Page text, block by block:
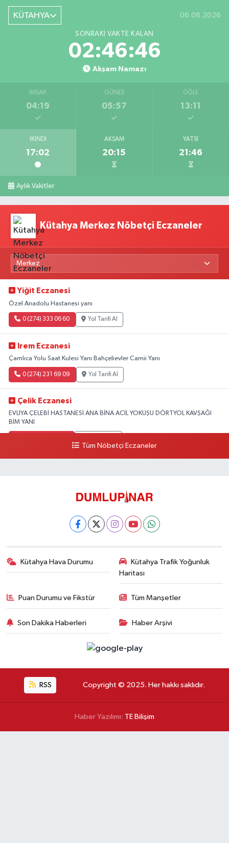
KÜTAHYA 06.08.2026
SONRAKI VAKTE KALAN
02:46:45
Akşam Namazı
İMSAK
04:19
GÜNEŞ
05:57
ÖĞLE
13:11
İKINDI
17:02
AKŞAM
20:15
YATSI
21:46
Aylık Vakitler
Kütahya Merkez Nöbetçi Eczaneler
Yiğit Eczanesi
Özel Anadolu Hastanesi yanı
0 (274) 333 06 60 Yol Tarifi Al
Irem Eczanesi
Çamlıca Yolu Saat Kulesi Yanı Bahçelievler Camii Yanı
0 (274) 231 69 09 Yol Tarifi Al
Çelik Eczanesi
EVLİYA ÇELEBİ HASTANESİ ANA BİNA ACİL YOKUŞU DÖRTYOL KAVŞAĞI
BİM YANI
Tüm Nöbetçi Eczaneler
Kütahya Hava Durumu
Kütahya Trafik Yoğunluk
Haritası
Puan Durumu ve Fikstür Tüm Manşetler
Son Dakika Haberleri Haber Arşivi
RSS Copyright © 2025. Her hakkı saklıdır.
Haber Yazılımı: TE Bilişim